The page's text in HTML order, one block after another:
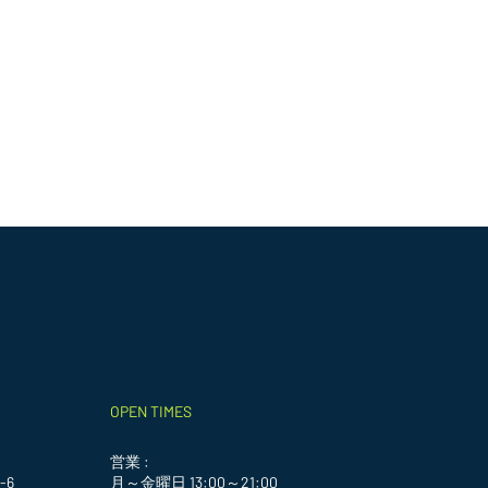
6
OPEN TIMES
営業 :
月～金曜日 13:00～21:00